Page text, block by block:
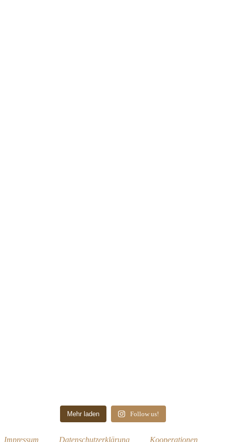
Mehr laden Follow us!
Impressum Datenschutzerklärung Kooperationen